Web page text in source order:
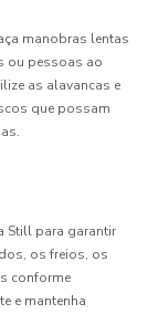
manobras lentas
ou pessoas ao
as alavancas e
que possam
Still para garantir
os freios, os
conforme
e mantenha